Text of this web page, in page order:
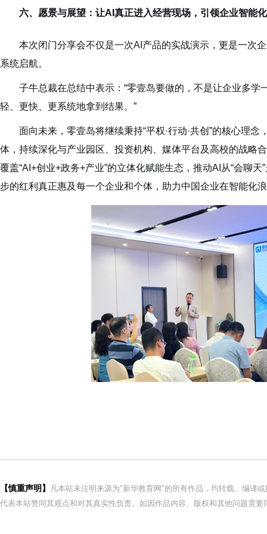
六、愿景与展望：让AI真正进入经营现场，引领企业智能
本次闭门分享会不仅是一次AI产品的实战演示，更是一次
系统启航。
子牛总裁在总结中表示：“零壹岛要做的，不是让企业多
轻、更快、更系统地拿到结果。”
面向未来，零壹岛将继续秉持“平权·行动·共创”的核心理
体，持续深化与产业园区、投资机构、媒体平台及高校的战略
覆盖“AI+创业+政务+产业”的立体化赋能生态，推动AI从“会聊天
步的红利真正惠及每一个企业和个体，助力中国企业在智能化
【慎重声明】
凡本站未注明来源为"新华教育网"的所有作品，均转载、编译
代表本站赞同其观点和对其真实性负责。如因作品内容、版权和其他问题需